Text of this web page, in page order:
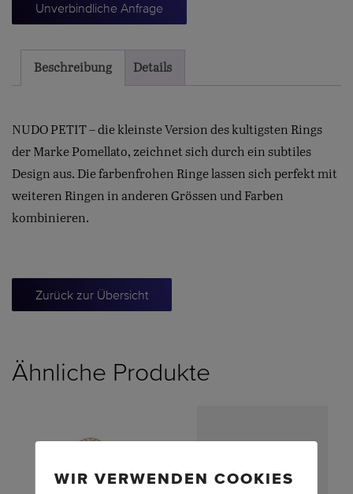
Unverbindliche Anfrage
Beschreibung Details
NUDO PETIT – die kleinste Version des kultigsten Rings
der Marke Pomellato, zeichnet sich durch ein subtiles
Design aus. Die farbenfrohen Ringe lassen sich perfekt mit
weiteren Ringen in anderen Grössen und Farben
kombinieren.
Zurück zur Übersicht
Ähnliche Produkte
WIR VERWENDEN COOKIES